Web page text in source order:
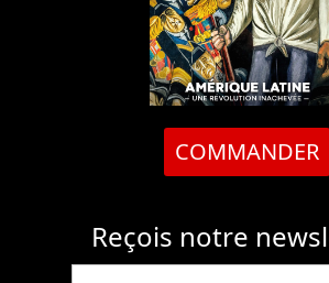
COMMANDER
Reçois notre